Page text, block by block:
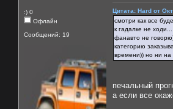
:) 0
Офлайн
Сообщений: 19
Цитата: Hard от
смотри как все
к гадалке не
фанавто не
категорию
времени)) но ни
печальный
а если все